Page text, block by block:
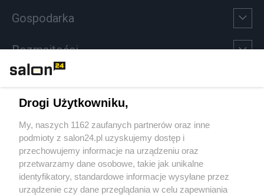
Gospodarka
Rozmaitości
Sport
Społeczeństwo
Kultura
Drogi Użytkowniku,
My, naszych 1162 zaufanych partnerów oraz inne
podmioty z salon24.pl uzyskujemy dostęp i
przechowujemy informacje na urządzeniu oraz
przetwarzamy dane osobowe, takie jak unikalne
identyfikatory, standardowe informacje wysyłane przez
urządzenie czy dane przeglądania w celu zapewniania